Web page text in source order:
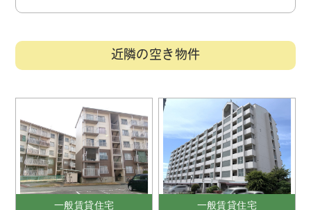
近隣の空き物件
一般賃貸住宅 一般賃貸住宅